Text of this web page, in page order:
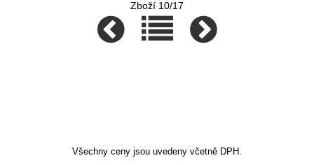
Zboží 10/17
Všechny ceny jsou uvedeny včetně DPH.